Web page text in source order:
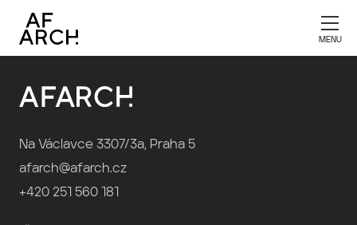
Publikace 2002
Na Václavce 3307/3a, Praha 5
afarch@afarch.cz
+420 251 560 181